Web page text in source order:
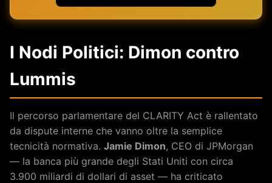
I Nodi Politici: Dimon contro
Lummis
Il percorso parlamentare del CLARITY Act è rallentato
da dispute interne che vanno oltre la semplice
tecnicità normativa. Jamie Dimon, CEO di JPMorgan
— la banca più grande degli Stati Uniti con circa
3.900 miliardi di dollari di asset — ha criticato